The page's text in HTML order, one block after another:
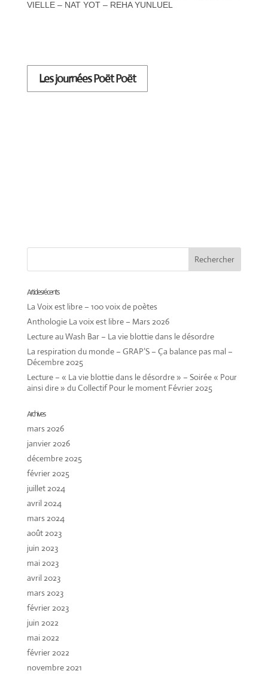
VIELLE – NAT YOT – REHA YUNLUEL
Les journées Poët Poët
Articles récents
La Voix est libre – 100 voix de poètes
Anthologie La voix est libre – Mars 2026
Lecture au Wash Bar – La vie blottie dans le désordre
La respiration du monde – GRAP’S – Ça balance pas mal –
Décembre 2025
Lecture – « La vie blottie dans le désordre » – Soirée « Pour
ainsi dire » du Collectif Pour le moment Février 2025
Archives
mars 2026
janvier 2026
décembre 2025
février 2025
juillet 2024
avril 2024
mars 2024
août 2023
juin 2023
mai 2023
avril 2023
mars 2023
février 2023
juin 2022
mai 2022
février 2022
novembre 2021